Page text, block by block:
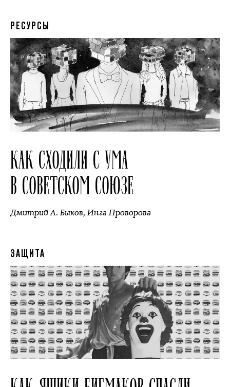
РЕСУРСЫ
КАК СХОДИЛИ С УМА
В СОВЕТСКОМ СОЮЗЕ
Дмитрий А. Быков,Инга Проворова
ЗАЩИТА